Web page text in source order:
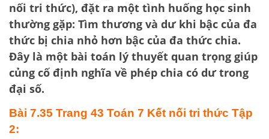
nối tri thức), đặt ra một tình huống học sinh
thường gặp: Tìm thương và dư khi bậc của đa
thức bị chia nhỏ hơn bậc của đa thức chia.
Đây là một bài toán lý thuyết quan trọng giúp
củng cố định nghĩa về phép chia có dư trong
đại số.
Bài 7.35 Trang 43 Toán 7 Kết nối tri thức Tập
2: